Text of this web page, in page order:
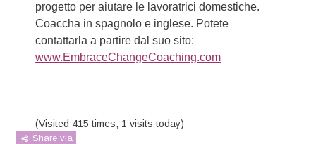
progetto per aiutare le lavoratrici domestiche.
Coaccha in spagnolo e inglese. Potete
contattarla a partire dal suo sito:
www.EmbraceChangeCoaching.com
(Visited 415 times, 1 visits today)
Share via